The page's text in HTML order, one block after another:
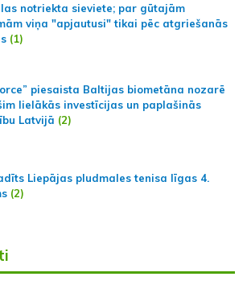
notriekta sieviete; par gūtajām
viņa "apjautusi" tikai pēc atgriešanās
(1)
piesaista Baltijas biometāna nozarē
lielākās investīcijas un paplašinās
Latvijā (2)
Liepājas pludmales tenisa līgas 4.
(2)